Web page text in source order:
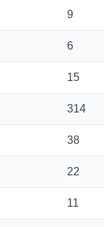
9
6
15
314
38
22
11